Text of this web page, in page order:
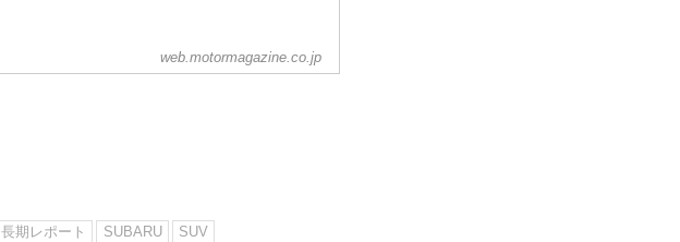
web.motormagazine.co.jp
長期レポート SUBARU
SUV